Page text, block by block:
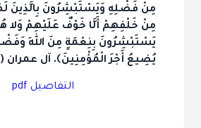
مِنْ فَضْلِهِ وَيَسْتَبْشِرُونَ بِالَّذِينَ
مِنْ خَلْفِهِمْ أَلَّا خَوْفٌ عَلَيْهِمْ وَلا
يَسْتَبْشِرُونَ بِنِعْمَةٍ مِنَ اللهِ
يُضِيعُ أَجْرَ الْمُؤْمِنِينَ﴾. آل عمران (169-171)
التفاصيل pdf